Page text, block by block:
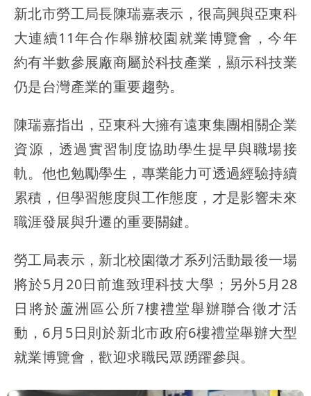
新北市勞工局長陳瑞嘉表示，很高興與亞東科
大連續11年合作舉辦校園就業博覽會，今年
約有半數參展廠商屬於科技產業，顯示科技業
仍是台灣產業的重要趨勢。
陳瑞嘉指出，亞東科大擁有遠東集團相關企業
資源，透過實習制度協助學生提早與職場接
軌。他也勉勵學生，專業能力可透過經驗持續
累積，但學習態度與工作態度，才是影響未來
職涯發展與升遷的重要關鍵。
勞工局表示，新北校園徵才系列活動最後一場
將於5月20日前進致理科技大學；另外5月28
日將於蘆洲區公所7樓禮堂舉辦聯合徵才活
動，6月5日則於新北市政府6樓禮堂舉辦大型
就業博覽會，歡迎求職民眾踴躍參與。